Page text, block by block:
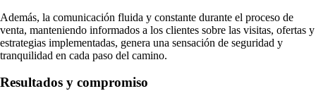
Además, la comunicación fluida y constante durante el proceso de
venta, manteniendo informados a los clientes sobre las visitas, ofertas y
estrategias implementadas, genera una sensación de seguridad y
tranquilidad en cada paso del camino.
Resultados y compromiso